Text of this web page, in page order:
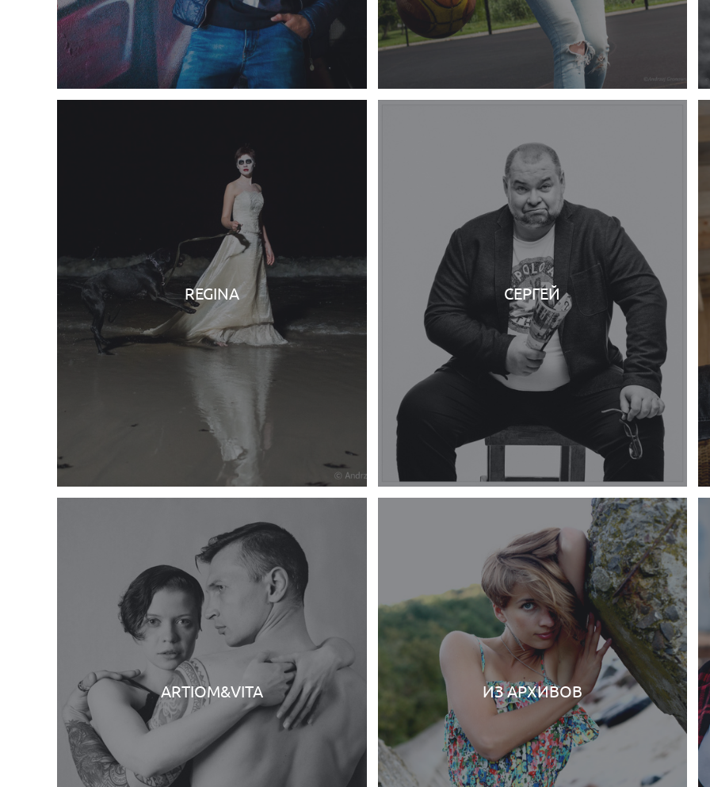
REGINA СЕРГЕЙ
ARTIOM&VITA ИЗ АРХИВОВ